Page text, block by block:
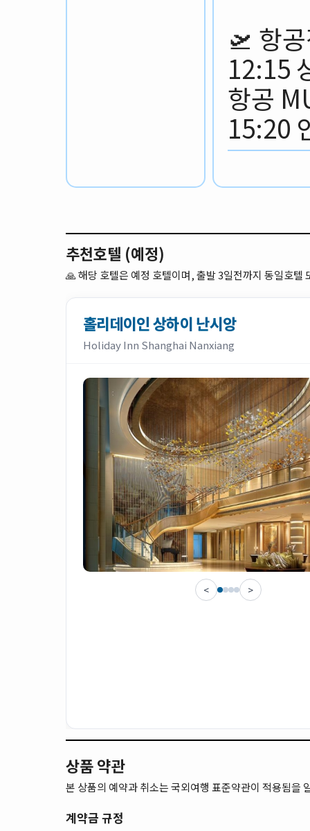
🛫 항
12:15
항공
15:20
추천호텔 (예정)
🙏해당 호텔은 예정 호텔이며, 출발 3일전까지 동일호텔
홀리데이인 상하이 난시앙
Holiday Inn Shanghai Nanxiang
< >
상품 약관
본 상품의 예약과 취소는 국외여행 표준약관이 적용됨을
계약금 규정